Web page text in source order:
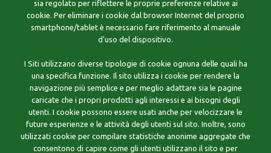
sia regolato per riflettere le proprie preferenze relative ai
cookie. Per eliminare i cookie dal browser Internet del proprio
smartphone/tablet è necessario fare riferimento al manuale
d'uso del dispositivo.
I Siti utilizzano diverse tipologie di cookie ognuna delle quali ha
una specifica funzione. Il sito utilizza i cookie per rendere la
navigazione più semplice e per meglio adattare sia le pagine
caricate che i propri prodotti agli interessi e ai bisogni degli
utenti. I cookie possono essere usati anche per velocizzare le
future esperienze e le attività degli utenti sul sito. Inoltre, sono
utilizzati cookie per compilare statistiche anonime aggregate che
consentono di capire come gli utenti utilizzano il sito e per